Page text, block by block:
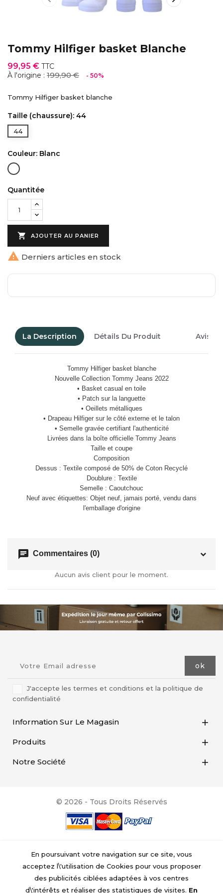
Tommy Hilfiger basket Blanche
99,95 € TTC
À l'origine : 199,90 € - 50%
Tommy Hilfiger basket blanche
Taille (chaussure): 44
44
Couleur: Blanc
Blanc
Quantitée
 AJOUTER AU PANIER
 Derniers articles en stock
La Description Détails Du Produit Avis
Tommy Hilfiger basket blanche
Nouvelle Collection Tommy Jeans 2022
• Basket casual en toile
• Patch sur la languette
• Oeillets métalliques
• Drapeau Hilfiger sur le côté externe et le talon
• Semelle gravée certifiant l'authenticité
Livrées dans la boîte officielle Tommy Jeans
Taille et coupe
Composition
Dessus : Textile composé de 50% de Coton Recyclé
Doublure : Textile
Semelle : Caoutchouc
Neuf avec étiquettes: Objet neuf, jamais porté, vendu dans
l'emballage d'origine
chat Commentaires (0)
Aucun avis client pour le moment.
J'accepte les termes et conditions et la politique de
confidentialité
Information Sur Le Magasin 
Produits 
Notre Société 
© 2026 - Tous Droits Réservés
En poursuivant votre navigation sur ce site, vous
acceptez l\'utilisation de Cookies pour vous proposer
des publicités ciblées adaptées à vos centres
d\'intérêts et réaliser des statistiques de visites. En